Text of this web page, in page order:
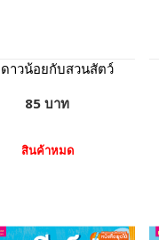
ดาวน้อยกับสวนสัตว์
85 บาท
สินค้าหมด